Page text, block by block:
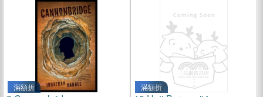
滿額折 滿額折